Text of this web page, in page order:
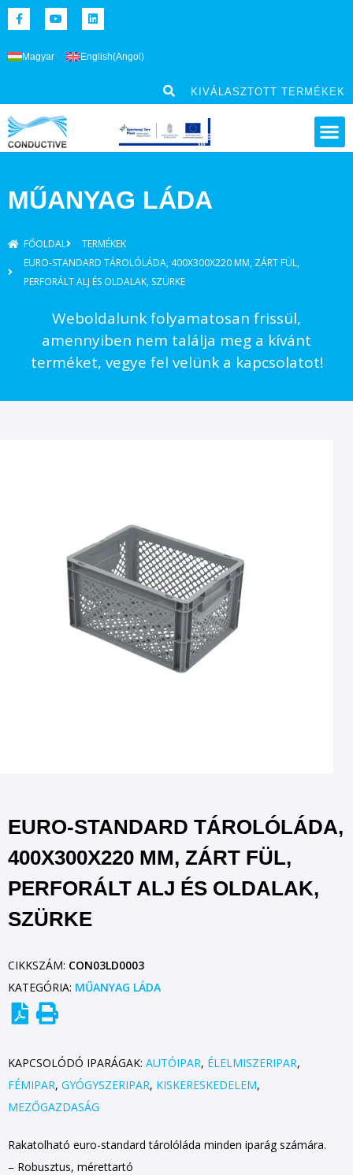
Magyar English(Angol )
KIVÁLASZTOTT TERMÉKEK
MŰANYAG LÁDA
FŐOLDAL
TERMÉKEK
EURO-STANDARD TÁROLÓLÁDA, 400X300X220 MM, ZÁRT FÜL,
PERFORÁLT ALJ ÉS OLDALAK, SZÜRKE
Weboldalunk folyamatosan frissül,
amennyiben nem találja meg a kívánt
terméket, vegye fel velünk a kapcsolatot!
EURO-STANDARD TÁROLÓLÁDA,
400X300X220 MM, ZÁRT FÜL,
PERFORÁLT ALJ ÉS OLDALAK,
SZÜRKE
CIKKSZÁM: CON03LD0003
KATEGÓRIA: MŰANYAG LÁDA
KAPCSOLÓDÓ IPARÁGAK: AUTÓIPAR, ÉLELMISZERIPAR,
FÉMIPAR, GYÓGYSZERIPAR, KISKERESKEDELEM,
MEZŐGAZDASÁG
Rakatolható euro-standard tárolóláda minden iparág számára.
– Robusztus, mérettartó